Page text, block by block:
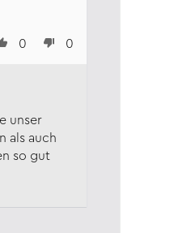
0 0
unser
als auch
so gut